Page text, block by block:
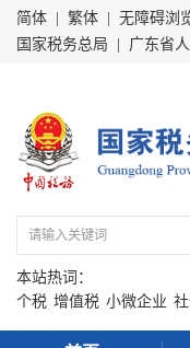
简体 繁体
无障碍浏
国家税务总局
广东省
本站热词：
个税 增值税 小微企业